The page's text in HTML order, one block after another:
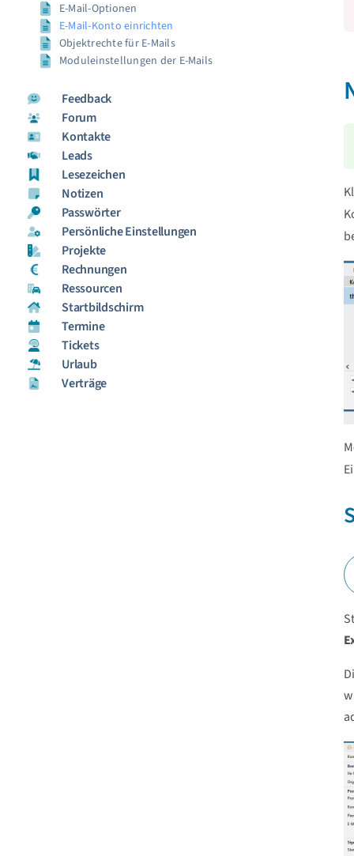
E-Mail-Optionen
E-Mail-Konto einrichten
Objektrechte für E-Mails
Moduleinstellungen der E-Mails
Feedback
Forum
Kontakte
Leads
Lesezeichen
Notizen
Passwörter
Persönliche Einstellungen
Projekte
Rechnungen
Ressourcen
Startbildschirm
Termine
Tickets
Urlaub
Verträge